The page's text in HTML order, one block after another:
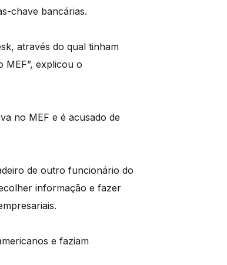
chave bancárias.
através do qual tinham
MEF”, explicou o
no MEF e é acusado de
de outro funcionário do
informação e fazer
e faziam